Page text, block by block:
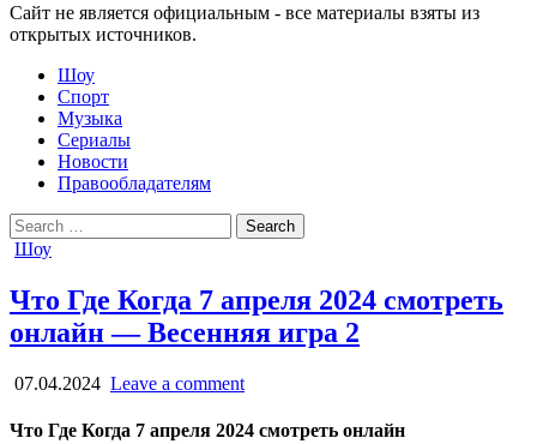
Сайт не является официальным - все материалы взяты из
открытых источников.
Шоу
Спорт
Музыка
Сериалы
Новости
Правообладателям
Search
for:
Posted
Шоу
Что Где Когда 7 апреля 2024 смотреть
онлайн — Весенняя игра 2
07.04.2024 Leave a comment
Что Где Когда 7 апреля 2024 смотреть онлайн